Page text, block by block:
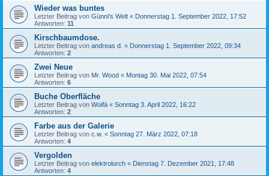
Wieder was buntes
Letzter Beitrag von Günni's Welt « Donnerstag 1. September 2022, 17:52
Antworten: 11
Kirschbaumdose.
Letzter Beitrag von andreas d. « Donnerstag 1. September 2022, 09:34
Antworten: 2
Zwei Neue
Letzter Beitrag von Mr. Wood « Montag 30. Mai 2022, 07:54
Antworten: 6
Buche Oberfläche
Letzter Beitrag von Woifä « Sonntag 3. April 2022, 16:22
Antworten: 2
Farbe aus der Galerie
Letzter Beitrag von c.w. « Sonntag 27. März 2022, 07:18
Antworten: 4
Vergolden
Letzter Beitrag von elektrolurch « Dienstag 7. Dezember 2021, 17:48
Antworten: 4